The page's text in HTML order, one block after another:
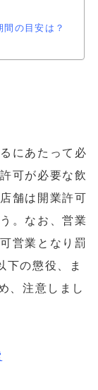
の目安は？
にあたって必
可が必要な飲
舗は開業許可
。なお、営業
営業となり罰
下の懲役、ま
、注意しまし